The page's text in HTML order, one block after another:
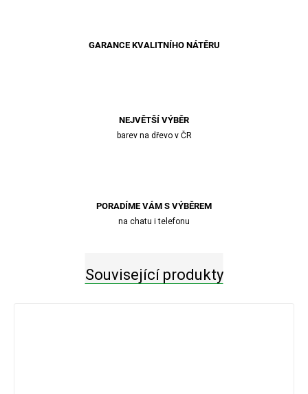
GARANCE KVALITNÍHO NÁTĚRU
NEJVĚTŠÍ VÝBĚR
barev na dřevo v ČR
PORADÍME VÁM S VÝBĚREM
na chatu i telefonu
Související produkty